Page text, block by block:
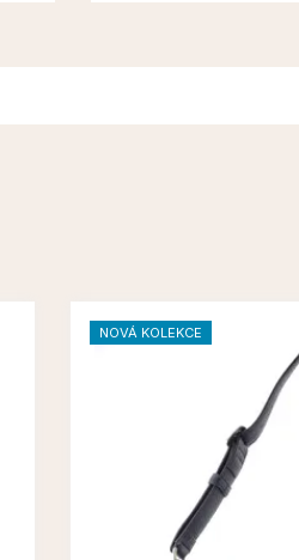
NOVÁ KOLEKCE